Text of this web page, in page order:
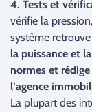
4. Tests et
vérifie la
système
la puissance et
normes et
l’agence
La plupart des